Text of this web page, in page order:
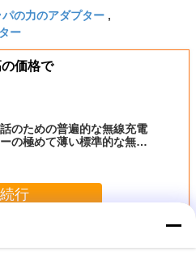
パの力のアダプター ,
ー
価格で
のための普遍的な無線充電
の極めて薄い標準的な無線
続行
プタ